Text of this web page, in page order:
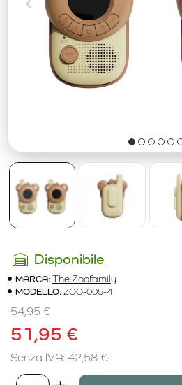
Disponibile
MARCA:The Zoofamily
MODELLO:ZOO-005-4
51,95 €
54,95 €
Senza IVA: 42,58 €